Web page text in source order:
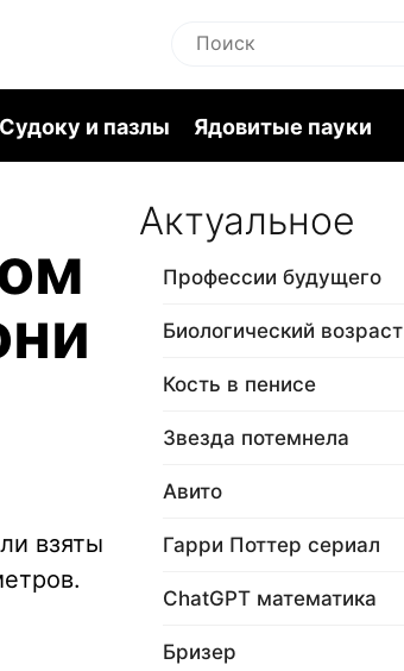
Судоку и пазлы Ядовитые пауки
взяты
Актуальное
Профессии будущего
Биологический возраст
Кость в пенисе
Звезда потемнела
Авито
Гарри Поттер сериал
ChatGPT математика
Бризер